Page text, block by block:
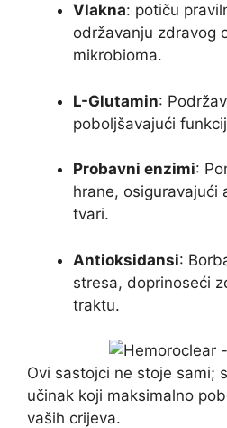
Vlakna: potiču
održavanju zdravog
mikrobioma.
L-Glutamin:
poboljšavajući
Probavni enzimi:
hrane, osiguravajući
tvari.
Antioksidansi:
stresa, doprinoseći
traktu.
Ovi sastojci ne stoje sami;
učinak koji maksimalno
vaših crijeva.